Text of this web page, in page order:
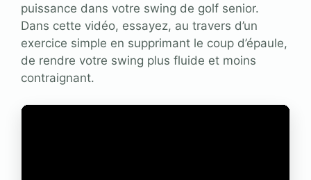
puissance dans votre swing de golf senior.
Dans cette vidéo, essayez, au travers d’un
exercice simple en supprimant le coup d’épaule,
de rendre votre swing plus fluide et moins
contraignant.